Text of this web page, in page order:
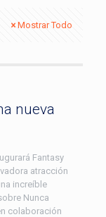
Mostrar Todo
nueva
Fantasy
atracción
increíble
Nunca
colaboración